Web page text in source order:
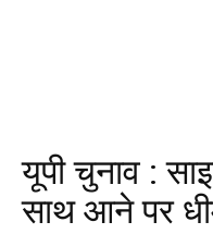
यूपी चुनाव :
साथ आने पर